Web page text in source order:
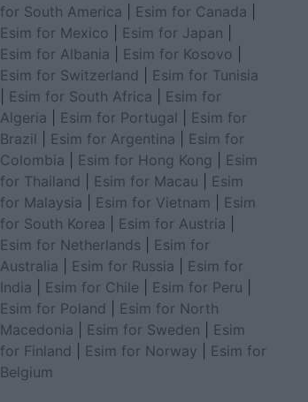
for South America
Esim for Canada
Esim for Mexico
Esim for Japan
Esim for Albania
Esim for Kosovo
Esim for Switzerland
Esim for Tunisia
Esim for South Africa
Esim for
Algeria
Esim for Portugal
Esim for
Brazil
Esim for Argentina
Esim for
Colombia
Esim for Hong Kong
Esim
for Thailand
Esim for Macau
Esim
for Malaysia
Esim for Vietnam
Esim
for South Korea
Esim for Austria
Esim for Netherlands
Esim for
Australia
Esim for Russia
Esim for
India
Esim for Chile Esim for Peru
Esim for Poland
Esim for North
Macedonia
Esim for Sweden
Esim
for Finland
Esim for Norway
Esim for
Belgium